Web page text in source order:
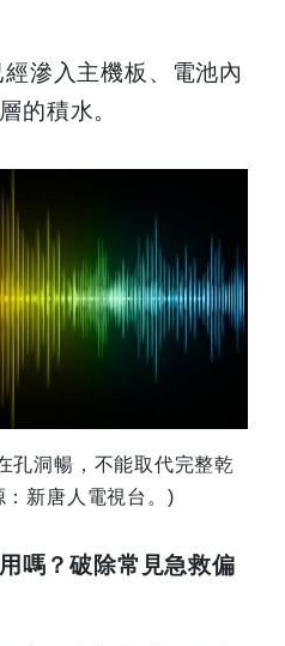
滲入主機板、電池內
的積水。
孔洞暢，不能取代完整乾
新唐人電視台。)
嗎？破除常見急救偏